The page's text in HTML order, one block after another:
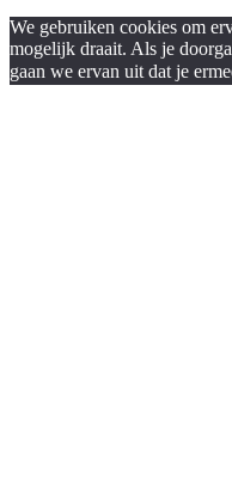
We gebruiken cookies om
mogelijk draait. Als je
gaan we ervan uit dat je